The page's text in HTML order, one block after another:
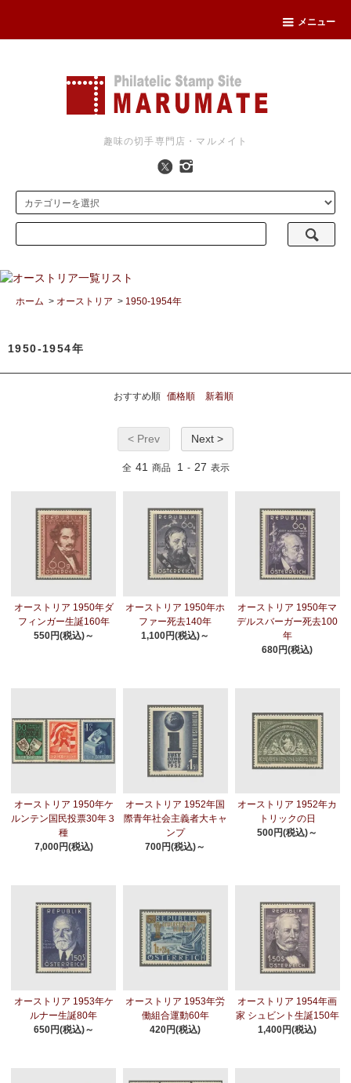
メニュー
趣味の切手専門店・マルメイト
ホーム > オーストリア > 1950-1954年
1950-1954年
おすすめ順 価格順 新着順
< Prev Next >
全 41 商品 1 - 27 表示
オーストリア 1950年ダ
フィンガー生誕160年
550円(税込)～
オーストリア 1950年ホ
ファー死去140年
1,100円(税込)～
オーストリア 1950年マ
デルスバーガー死去100
年
680円(税込)
オーストリア 1950年ケ
ルンテン国民投票30年３
種
7,000円(税込)
オーストリア 1952年国
際青年社会主義者大キャ
ンプ
700円(税込)～
オーストリア 1952年カ
トリックの日
500円(税込)～
オーストリア 1953年ケ
ルナー生誕80年
650円(税込)～
オーストリア 1953年労
働組合運動60年
420円(税込)
オーストリア 1954年画
家 シュビント生誕150年
1,400円(税込)